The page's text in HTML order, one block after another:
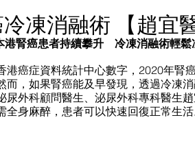
凍消融術 【趙宜
港腎癌患者持續攀升　冷凍消融術輕
港癌症資料統計中心數字，2020年腎
而，如果腎癌能及早發現，透過冷凍
尿外科顧問醫生、泌尿外科專科醫生
全身麻醉，患者可以快速回復正常生活